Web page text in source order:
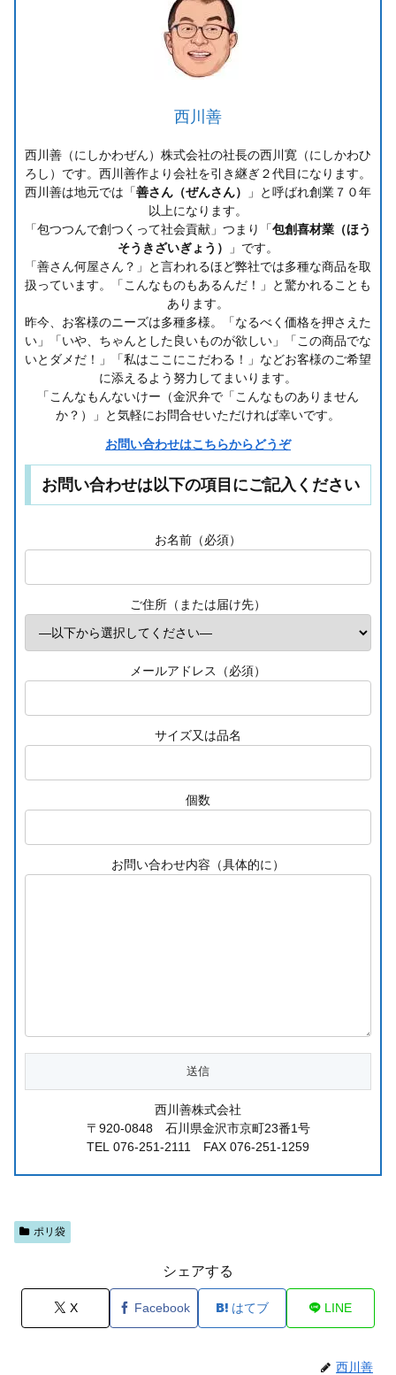
西川善
西川善（にしかわぜん）株式会社の社長の西川寛（にしかわひ
ろし）です。西川善作より会社を引き継ぎ２代目になります。
西川善は地元では「善さん（ぜんさん）
」と呼ばれ創業７０年
以上になります。
「包つつんで創つくって社会貢献」つまり「包創喜材業（ほう
そうきざいぎょう）
」です。
「善さん何屋さん？」と言われるほど弊社では多種な商品を取
扱っています。「こんなものもあるんだ！」と驚かれることも
あります。
昨今、お客様のニーズは多種多様。「なるべく価格を押さえた
い」「いや、ちゃんとした良いものが欲しい」「この商品でな
いとダメだ！」「私はここにこだわる！」などお客様のご希望
に添えるよう努力してまいります。
「こんなもんないけー（金沢弁で「こんなものありません
か？）」と気軽にお問合せいただければ幸いです。
お問い合わせはこちらからどうぞ
お問い合わせは以下の項目にご記入ください
お名前（必須）
ご住所（または届け先）
メールアドレス（必須）
サイズ又は品名
個数
お問い合わせ内容（具体的に）
西川善株式会社
〒920-0848 石川県金沢市京町23番1号
TEL 076-251-2111 FAX 076-251-1259
ポリ袋
シェアする
X Facebook はてブ LINE
西川善